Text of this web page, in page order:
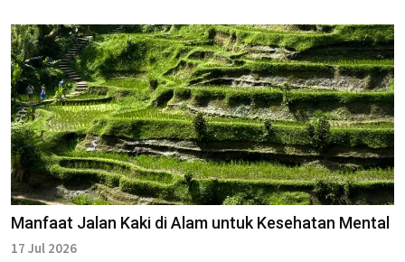
Manfaat Jalan Kaki di Alam untuk Kesehatan Mental
17 Jul 2026